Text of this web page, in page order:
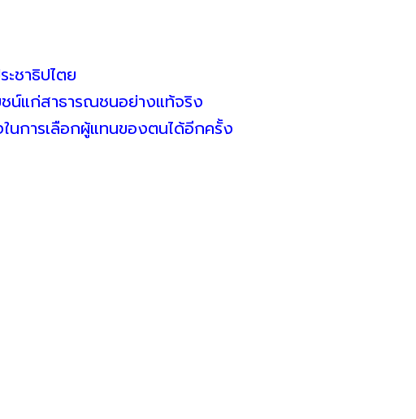
ชาธิปไตย
ชน์แก่สาธารณชนอย่างแท้จริง
นการเลือกผู้แทนของตนได้อีกครั้ง